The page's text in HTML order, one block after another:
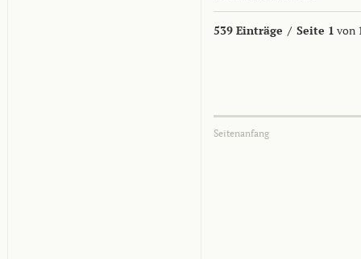
539 Einträge / Seite 1 von
Seitenanfang